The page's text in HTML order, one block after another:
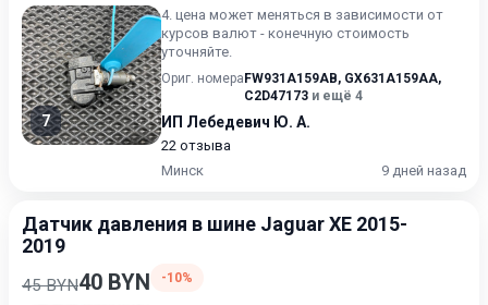
7
4. цена может меняться в зависимости от
курсов валют - конечную стоимость
уточняйте.
Ориг. номера FW931A159AB, GX631A159AA,
C2D47173 и ещё 4
ИП Лебедевич Ю. А.
22 отзыва
Минск
9 дней назад
Датчик давления в шине Jaguar XE 2015-
2019
45 BYN40 BYN -10%